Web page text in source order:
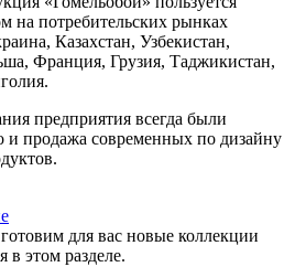
на потребительских рынках
Казахстан, Узбекистан,
Франция, Грузия, Таджикистан,
предприятия всегда были
и продажа современных по дизайну
для вас новые коллекции
в этом разделе.